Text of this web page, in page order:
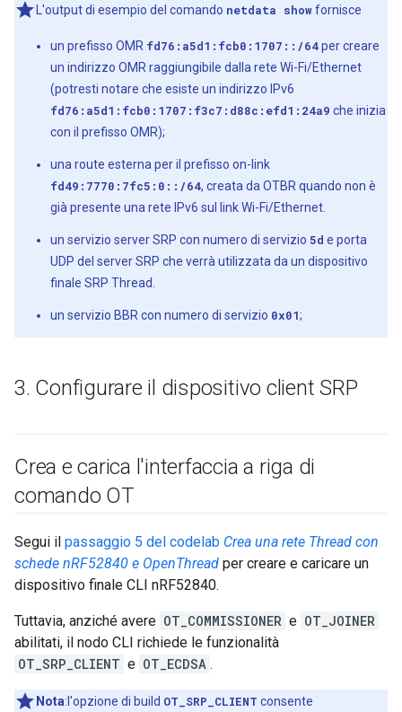
L'output di esempio del comando netdata showfornisce
un prefisso OMR fd76:a5d1:fcb0:1707::/64per creare
un indirizzo OMR raggiungibile dalla rete Wi-Fi/Ethernet
(potresti notare che esiste un indirizzo IPv6
fd76:a5d1:fcb0:1707:f3c7:d88c:efd1:24a9 che inizia
con il prefisso OMR);
una route esterna per il prefisso on-link
fd49:7770:7fc5:0::/64, creata da OTBR quando non è
già presente una rete IPv6 sul link Wi-Fi/Ethernet.
un servizio server SRP con numero di servizio 5d e porta
UDP del server SRP che verrà utilizzata da un dispositivo
finale SRP Thread.
un servizio BBR con numero di servizio 0x01;
3. Configurare il dispositivo client SRP
Crea e carica l'interfaccia a riga di
comando OT
Segui il passaggio 5 del codelab Crea una rete Thread con
schede nRF52840 e OpenThread per creare e caricare un
dispositivo finale CLI nRF52840.
Tuttavia, anziché avere OT_COMMISSIONER e OT_JOINER
abilitati, il nodo CLI richiede le funzionalità
OT_SRP_CLIENT e OT_ECDSA .
Nota:l'opzione di build OT_SRP_CLIENT consente